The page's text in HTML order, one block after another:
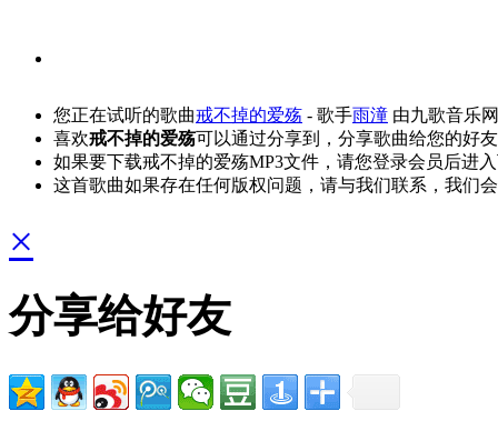
您正在试听的歌曲戒不掉的爱殇 - 歌手雨潼 由九歌音乐
喜欢戒不掉的爱殇可以通过分享到，分享歌曲给您的好
如果要下载戒不掉的爱殇MP3文件，请您登录会员后进
这首歌曲如果存在任何版权问题，请与我们联系，我们
×
分享给好友